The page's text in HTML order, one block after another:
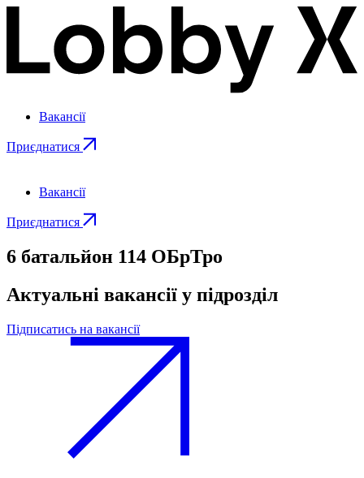
Вакансії
Приєднатися
Вакансії
Приєднатися
6 батальйон 114 ОБрТро
Актуальні вакансії у підрозділ
Підписатись на вакансії